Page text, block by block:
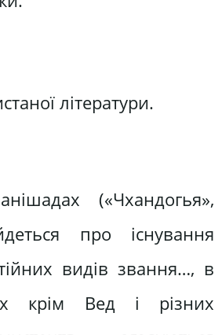
літератури.
(«Чхандогья»,
про існування
видів звання…, в
крім Вед і різних